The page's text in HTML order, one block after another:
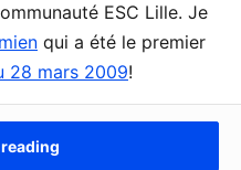
ESC Lille. Je
qui a été le premier
28 mars 2009!